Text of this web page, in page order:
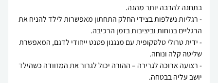
- רגליות נשלפות בצידי החלק התחתון מאפשרות לילד להניח את
- ידית טרולי טלסקופית עם מנגנון פטנט ייחודי לדגם, המאפשרת
- רצועה ארוכה לגרירה – ההורה יכול לגרור את המזוודה כשהילד